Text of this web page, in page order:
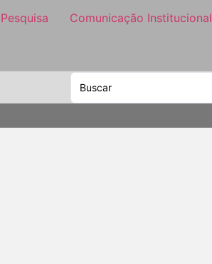
Comunicação Institucional